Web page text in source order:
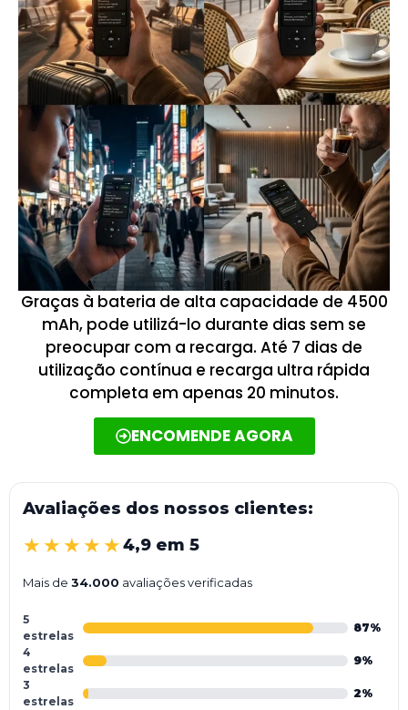
Graças à bateria de alta capacidade de 4500
mAh, pode utilizá-lo durante dias sem se
preocupar com a recarga. Até 7 dias de
utilização contínua e recarga ultra rápida
completa em apenas 20 minutos.
ENCOMENDE AGORA
Avaliações dos nossos clientes:
★★★★★4,9 em 5
Mais de 34.000 avaliações verificadas
5
estrelas
87%
4
estrelas
9%
3
estrelas
2%